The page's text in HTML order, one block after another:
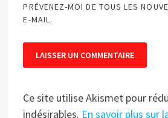
PRÉVENEZ-MOI DE TOUS LES
E-MAIL.
Ce site utilise Akismet pour
indésirables. En savoir plus sur